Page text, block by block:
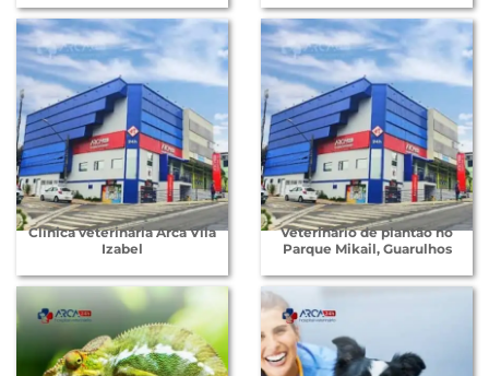
Clínica veterinária Arca Vila
Izabel
Veterinário de plantão no
Parque Mikail, Guarulhos